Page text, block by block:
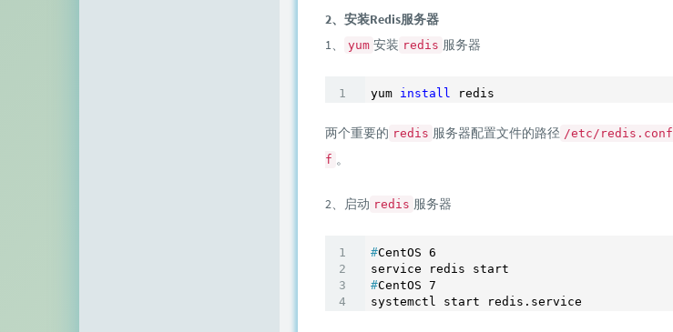
2、安装Redis服务器
1、
yum 安装 redis 服务器
yum install
两个重要的 redis 服务器配置文件的路径 /etc/redis.conf
f 。
2、启动 redis 服务器
#CentOS 6
#CentOS 7